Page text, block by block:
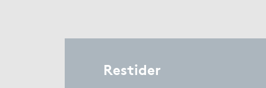
Restider